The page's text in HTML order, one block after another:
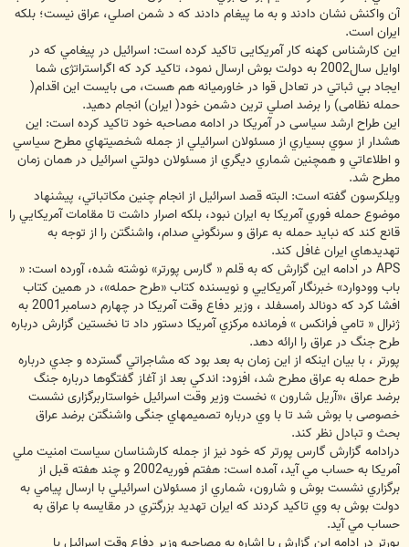
آن واكنش نشان دادند و به ما پیغام دادند كه د شمن اصلي، عراق نيست؛ بلكه
ايران است.
این کارشناس کهنه کار آمریکایی تاكيد كرده است: اسرائيل در پيغامي که در
اوايل سال2002 به دولت بوش ارسال نمود، تاكيد كرد که اگراستراتژی شما
ايجاد بي ثباتي در تعادل قوا در خاورمیانه هم هست، می بایست اين اقدام(
حمله نظامی) را برضد اصلي ترين دشمن خود( ایران) انجام دهيد.
این طراح ارشد سیاسی در آمریکا در ادامه مصاحبه خود تاکید کرده است: این
هشدار از سوي بسياري از مسئولان اسرائيلي از جمله شخصيتهاي مطرح سياسي
و اطلاعاتي و همچنین شماري ديگري از مسئولان دولتي اسرائيل در همان زمان
مطرح شد.
ويلكرسون گفته است: البته قصد اسرائيل از انجام چنين مكاتباتي، پيشنهاد
موضوع حمله فوري آمريكا به ايران نبود، بلكه اصرار داشت تا مقامات آمريكايي را
قانع كند كه نبايد حمله به عراق و سرنگوني صدام، واشنگتن را از توجه به
تهديدهاي ايران غافل کند.
APS در ادامه اين گزارش که به قلم « گارس پورتر» نوشته شده، آورده است: «
باب وودوارد» خبرنگار آمريكايي و نویسنده كتاب «طرح حمله»، در همین کتاب
افشا كرد كه دونالد رامسفلد ، وزير دفاع وقت آمريكا در چهارم دسامبر2001 به
ژنرال « تامي فرانكس » فرمانده مركزي آمريكا دستور داد تا نخستين گزارش درباره
طرح جنگ در عراق را ارائه دهد.
پورتر ، با بيان اينكه از اين زمان به بعد بود كه مشاجراتي گسترده و جدي درباره
طرح حمله به عراق مطرح شد، افزود: اندكي بعد از آغاز گفتگوها درباره جنگ
برضد عراق ،«آريل شارون » نخست وزير وقت اسرائيل خواستاربرگزاری نشست
خصوصی با بوش شد تا با وي درباره تصميمهاي جنگی واشنگتن برضد عراق
بحث و تبادل نظر كند.
درادامه گزارش گارس پورتر که خود نیز از جمله كارشناسان سياست امنيت ملي
آمريكا به حساب مي آيد، آمده است: هفتم فوريه2002 و چند هفته قبل از
برگزاري نشست بوش و شارون، شماري از مسئولان اسرائيلي با ارسال پيامي به
دولت بوش به وي تاكيد كردند كه ايران تهديد بزرگتري در مقايسه با عراق به
حساب مي آيد.
پورتر در ادامه این گزارش با اشاره به مصاحبه وزير دفاع وقت اسرائيل با